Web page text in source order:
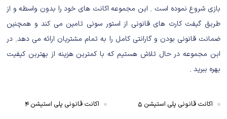
Asterix & Obelix
Asterix & Obelix یک ماجراجویی بامزه و
سرگرم‌کننده برای همه
تمام سرزمین گل به غیر از دهکده‌ای کوچک توسط امپراتوری روم تسخیر شده
بازی شروع نموده است . این مجموعه اکانت های خود را بدون واسطه و از
طریق گیفت کارت های قانونی از استور سونی تامین می کند و همچنین
ضمانت قانونی بودن و گارانتی کامل را به تمام مشتریان ارائه می دهد. در
این مجموعه در حال تلاش هستیم که با کمترین هزینه از بهترین کیفیت
بهره ببرید .
اکانت قانونی پلی استیشن ۵
اکانت قانونی پلی استیشن ۴